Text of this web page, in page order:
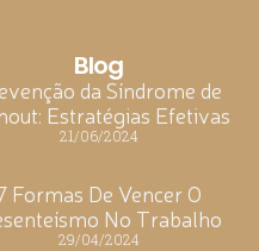
Blog
da Síndrome de
Estratégias Efetivas
21/06/2024
Formas De Vencer O
No Trabalho
29/04/2024